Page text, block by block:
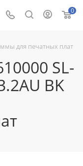
0
для печатных плат
SL-
BK